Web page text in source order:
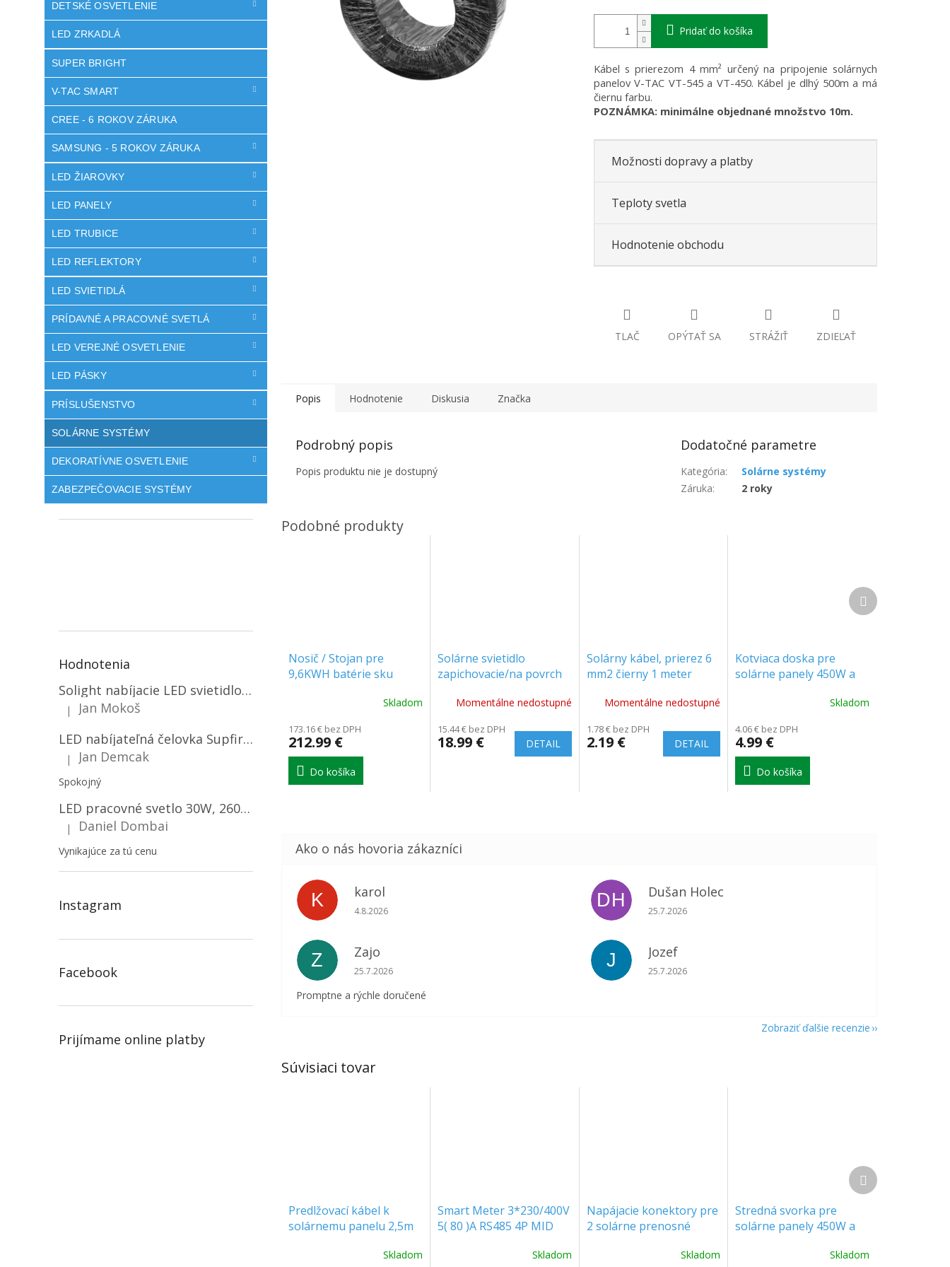
DETSKÉ OSVETLENIE
LED ZRKADLÁ
SUPER BRIGHT
V-TAC SMART
CREE - 6 ROKOV ZÁRUKA
SAMSUNG - 5 ROKOV ZÁRUKA
LED ŽIAROVKY
LED PANELY
LED TRUBICE
LED REFLEKTORY
LED SVIETIDLÁ
PRÍDAVNÉ A PRACOVNÉ SVETLÁ
LED VEREJNÉ OSVETLENIE
LED PÁSKY
PRÍSLUŠENSTVO
SOLÁRNE SYSTÉMY
DEKORATÍVNE OSVETLENIE
ZABEZPEČOVACIE SYSTÉMY
Hodnotenia
Solight nabíjacie LED svietidlo, 600lm, 2200mAh Li-Ion, USB nabíjanie [WN22]
Hodnotenie produktu je 5 z 5 hviezdičiek.
|
Jan Mokoš
LED nabíjateľná čelovka Supfire HL06, 3 módy + SOS + senzor, nabíjanie cez Micro-USB, 5W, 500lm, 300m
Hodnotenie produktu je 5 z 5 hviezdičiek.
| Jan Demcak
Spokojný
LED pracovné svetlo 30W, 2600LM, 12V/24V, IP67/2-PACK! [LB0087]
Hodnotenie produktu je 5 z 5 hviezdičiek.
| Daniel Dombai
Vynikajúce za tú cenu
Instagram
Facebook
Prijímame online platby
Pridať do košíka
Kábel s prierezom 4 mm² určený na pripojenie solárnych
panelov V-TAC VT-545 a VT-450. Kábel je dlhý 500m a má
čiernu farbu.
POZNÁMKA: minimálne objednané množstvo 10m.
Možnosti dopravy a platby
Teploty svetla
Hodnotenie obchodu
TLAČ OPÝTAŤ SA STRÁŽIŤ ZDIEĽAŤ
Súvisiaci tovar
Predlžovací kábel k
solárnemu panelu 2,5m
Skladom
Smart Meter 3*230/400V
5( 80 )A RS485 4P MID
Skladom
Napájacie konektory pre
2 solárne prenosné
Skladom
Stredná svorka pre
solárne panely 450W a
balenie 8ks [11389]Skladom
Ďalší
produkt
Popis Hodnotenie Diskusia Značka
Podrobný popis
Popis produktu nie je dostupný
Dodatočné parametre
Kategória:
Solárne systémy
Záruka: 2 roky
Nosič / Stojan pre
9,6KWH batérie sku
Skladom
173.16 € bez DPH
212.99 €
Do košíka
Solárne svietidlo
zapichovacie/na povrch
[SL-1]Momentálne nedostupné
15.44 € bez DPH
18.99 € DETAIL
Solárny kábel, prierez 6
mm2 čierny 1 meter
Momentálne nedostupné
1.78 € bez DPH
2.19 € DETAIL
Kotviaca doska pre
solárne panely 450W a
balenie 8ks [11395]Skladom
4.06 € bez DPH
4.99 €
Do košíka
Ďalší
produkt
K karol
Hodnotenie obchodu je 5 z 5 hviezdičiek.
4.8.2026
DH Dušan Holec
Hodnotenie obchodu je 5 z 5 hviezdičiek.
25.7.2026
Z Zajo
Hodnotenie obchodu je 5 z 5 hviezdičiek.
25.7.2026
Promptne a rýchle doručené
J Jozef
Hodnotenie obchodu je 5 z 5 hviezdičiek.
25.7.2026
Zobraziť ďalšie recenzie